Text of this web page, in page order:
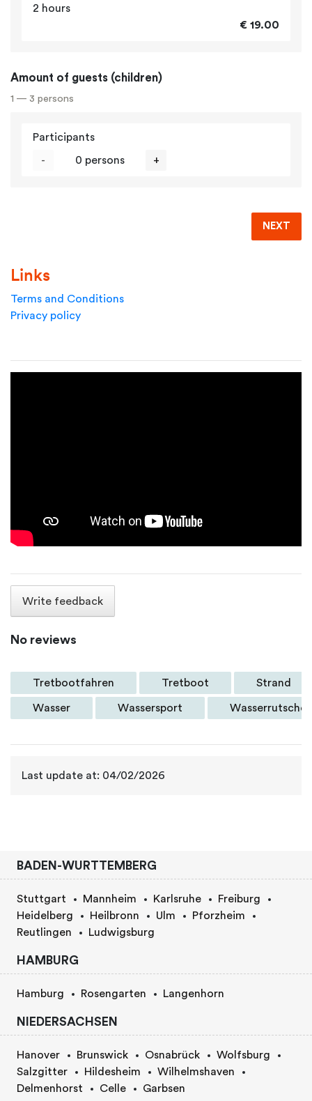
2 hours
€ 19.00
Amount of guests (children)
1 — 3 persons
Participants
- 0 persons +
NEXT
Links
Terms and Conditions
Privacy policy
Write feedback
No reviews
Tretbootfahren Tretboot Strand
Wasser Wassersport Wasserrutsche
Last update at: 04/02/2026
BADEN-WURTTEMBERG
Stuttgart Mannheim Karlsruhe
Freiburg
Heidelberg
Heilbronn Ulm
Pforzheim
Reutlingen
Ludwigsburg
HAMBURG
Hamburg Rosengarten Langenhorn
NIEDERSACHSEN
Hanover Brunswick Osnabrück
Wolfsburg
Salzgitter
Hildesheim
Wilhelmshaven
Delmenhorst
Celle Garbsen